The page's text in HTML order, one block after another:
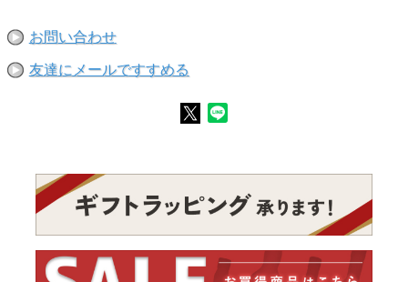
お問い合わせ
友達にメールですすめる